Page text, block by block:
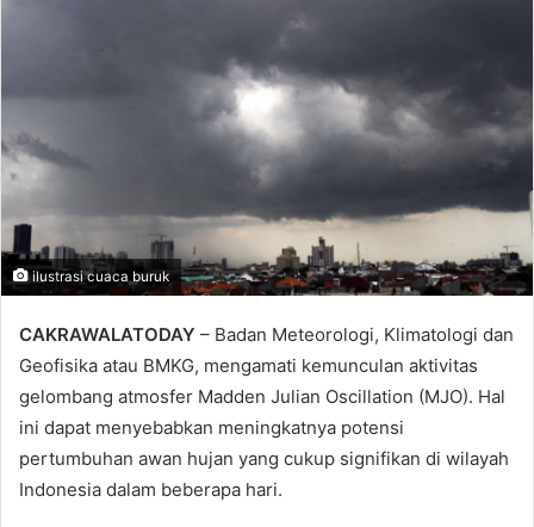
ilustrasi cuaca buruk
CAKRAWALATODAY – Badan Meteorologi, Klimatologi dan
Geofisika atau BMKG, mengamati kemunculan aktivitas
gelombang atmosfer Madden Julian Oscillation (MJO). Hal
ini dapat menyebabkan meningkatnya potensi
pertumbuhan awan hujan yang cukup signifikan di wilayah
Indonesia dalam beberapa hari.